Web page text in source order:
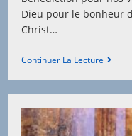
Dieu pour le bonheur
Christ…
Continuer La LectureLa
Loi
Et
La
Grâce